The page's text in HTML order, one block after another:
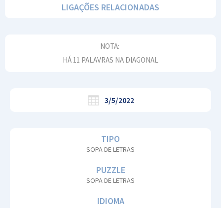
LIGAÇÕES RELACIONADAS
NOTA:
HÁ 11 PALAVRAS NA DIAGONAL
3/5/2022
TIPO
SOPA DE LETRAS
PUZZLE
SOPA DE LETRAS
IDIOMA